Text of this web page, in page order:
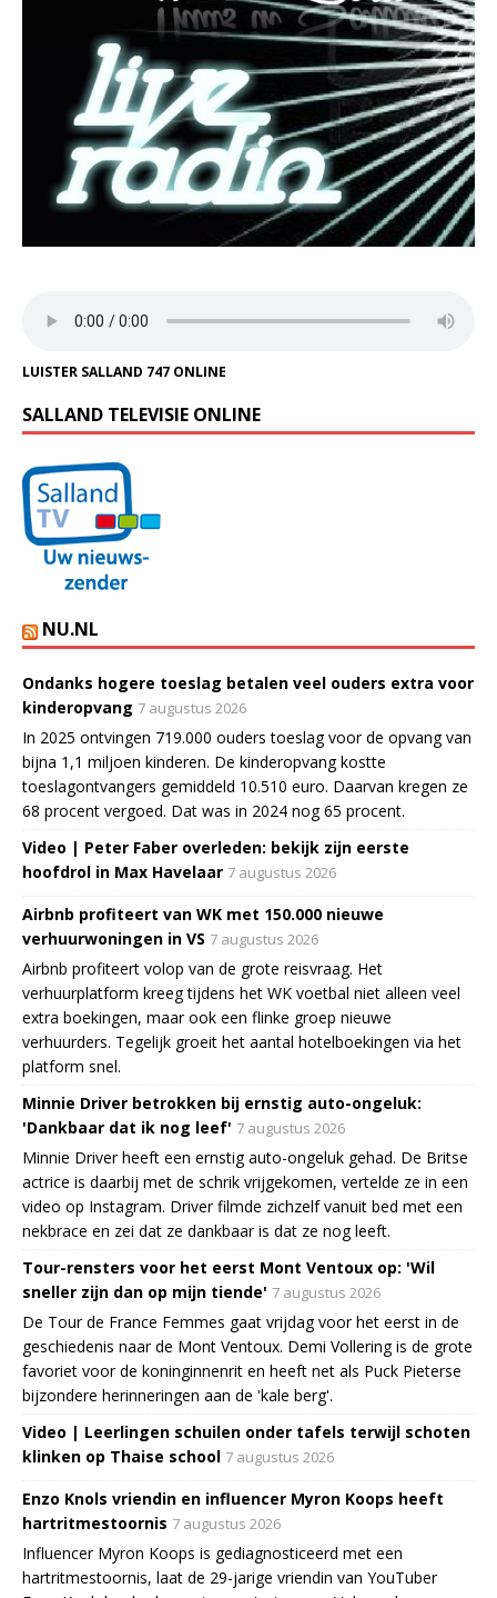
LUISTER SALLAND 747 ONLINE
SALLAND TELEVISIE ONLINE
NU.NL
Ondanks hogere toeslag betalen veel ouders extra voor
kinderopvang 7 augustus 2026
In 2025 ontvingen 719.000 ouders toeslag voor de opvang van
bijna 1,1 miljoen kinderen. De kinderopvang kostte
toeslagontvangers gemiddeld 10.510 euro. Daarvan kregen ze
68 procent vergoed. Dat was in 2024 nog 65 procent.
Video | Peter Faber overleden: bekijk zijn eerste
hoofdrol in Max Havelaar 7 augustus 2026
Airbnb profiteert van WK met 150.000 nieuwe
verhuurwoningen in VS 7 augustus 2026
Airbnb profiteert volop van de grote reisvraag. Het
verhuurplatform kreeg tijdens het WK voetbal niet alleen veel
extra boekingen, maar ook een flinke groep nieuwe
verhuurders. Tegelijk groeit het aantal hotelboekingen via het
platform snel.
Minnie Driver betrokken bij ernstig auto-ongeluk:
'Dankbaar dat ik nog leef' 7 augustus 2026
Minnie Driver heeft een ernstig auto-ongeluk gehad. De Britse
actrice is daarbij met de schrik vrijgekomen, vertelde ze in een
video op Instagram. Driver filmde zichzelf vanuit bed met een
nekbrace en zei dat ze dankbaar is dat ze nog leeft.
Tour-rensters voor het eerst Mont Ventoux op: 'Wil
sneller zijn dan op mijn tiende' 7 augustus 2026
De Tour de France Femmes gaat vrijdag voor het eerst in de
geschiedenis naar de Mont Ventoux. Demi Vollering is de grote
favoriet voor de koninginnenrit en heeft net als Puck Pieterse
bijzondere herinneringen aan de 'kale berg'.
Video | Leerlingen schuilen onder tafels terwijl schoten
klinken op Thaise school 7 augustus 2026
Enzo Knols vriendin en influencer Myron Koops heeft
hartritmestoornis 7 augustus 2026
Influencer Myron Koops is gediagnosticeerd met een
hartritmestoornis, laat de 29-jarige vriendin van YouTuber